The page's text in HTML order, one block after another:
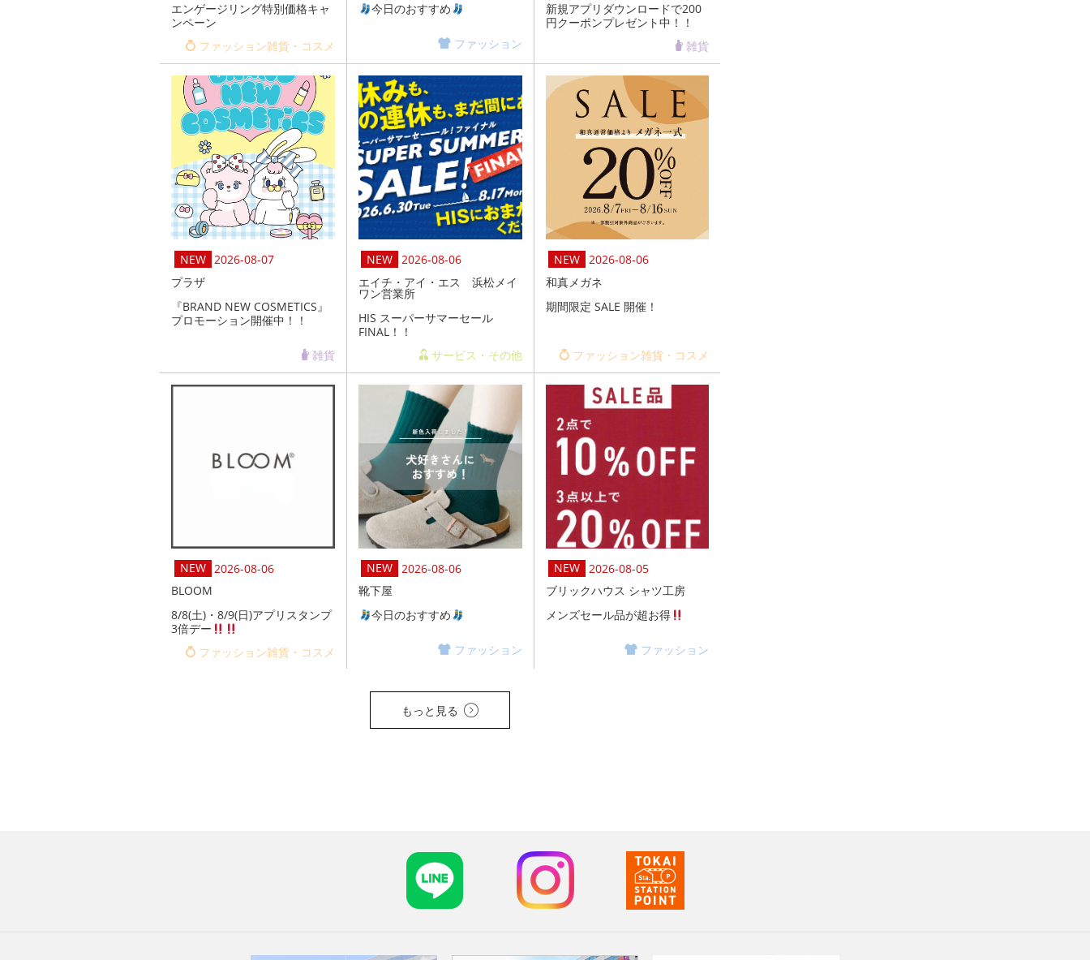
エンゲージリング特別価格キャ
ンペーン
ファッション雑貨・コスメ
今日のおすすめ
ファッション
新規アプリダウンロードで200
円クーポンプレゼント中！！
雑貨
2026-08-07
プラザ
『BRAND NEW COSMETICS』
プロモーション開催中！！
雑貨
2026-08-06
エイチ・アイ・エス 浜松メイ
ワン営業所
HIS スーパーサマーセール
FINAL！！
サービス・その他
2026-08-06
和真メガネ
期間限定 SALE 開催！
ファッション雑貨・コスメ
2026-08-06
BLOOM
8/8(土)・8/9(日)アプリスタンプ
3倍デー
ファッション雑貨・コスメ
2026-08-06
靴下屋
今日のおすすめ
ファッション
2026-08-05
ブリックハウス シャツ工房
メンズセール品が超お得
ファッション
もっと見る